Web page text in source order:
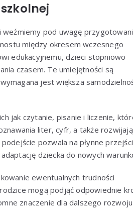
weźmiemy pod uwagę
między okresem wczesnego
edukacyjnemu, dzieci stopniowo
czasem. Te umiejętności są
jest większa
jak czytanie, pisanie i liczenie,
liter, cyfr, a także rozwijają
pozwala na płynne
dziecka do nowych
ewentualnych trudności
mogą podjąć odpowiednie
znaczenie dla dalszego rozwoju